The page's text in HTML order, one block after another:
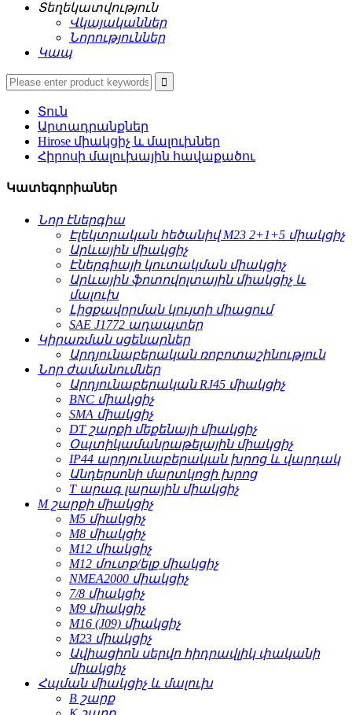
Տեղեկատվություն
Վկայականներ
Նորություններ
Կապ
Տուն
Արտադրանքներ
Hirose միակցիչ և մալուխներ
Հիրոսի մալուխային հավաքածու
Կատեգորիաներ
Նոր էներգիա
Էլեկտրական հեծանիվ M23 2+1+5 միակցիչ
Արևային միակցիչ
Էներգիայի կուտակման միակցիչ
Արևային ֆոտովոլտային միակցիչ և
մալուխ
Լիցքավորման կույտի միացում
SAE J1772 ադապտեր
Կիրառման սցենարներ
Արդյունաբերական ռոբոտաշինություն
Նոր ժամանումներ
Արդյունաբերական RJ45 միակցիչ
BNC միակցիչ
SMA միակցիչ
DT շարքի մեքենայի միակցիչ
Օպտիկամանրաթելային միակցիչ
IP44 արդյունաբերական խրոց և վարդակ
Անդերսոնի մարտկոցի խրոց
T արագ լարային միակցիչ
M շարքի միակցիչ
M5 միակցիչ
M8 միակցիչ
M12 միակցիչ
M12 մուտք/ելք միակցիչ
NMEA2000 միակցիչ
7/8 միակցիչ
M9 միակցիչ
M16 (J09) միակցիչ
M23 միակցիչ
Ավիացիոն սերվո հիդրավլիկ փականի
միակցիչ
Հպման միակցիչ և մալուխ
B շարք